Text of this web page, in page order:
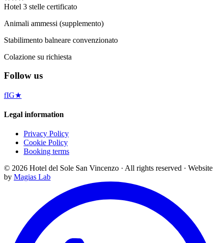
Hotel 3 stelle certificato
Animali ammessi (supplemento)
Stabilimento balneare convenzionato
Colazione su richiesta
Follow us
fIG★
Legal information
Privacy Policy
Cookie Policy
Booking terms
© 2026 Hotel del Sole San Vincenzo · All rights reserved · Website
by Magias Lab